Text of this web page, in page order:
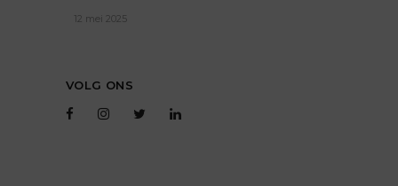
12 mei 2025
VOLG ONS